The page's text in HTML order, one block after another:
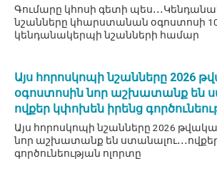
Գումարը կհոսի գետի
նշանները կհարստանան օգոստոսի
կենդանակերպի նշանների համար
Այս հորոսկոպի նշանները 2026
օգոստոսին նոր աշխատանք են
ովքեր կփոխեն իրենց
Այս հորոսկոպի նշանները 2026
նոր աշխատանք են
գործունեության ոլորտը